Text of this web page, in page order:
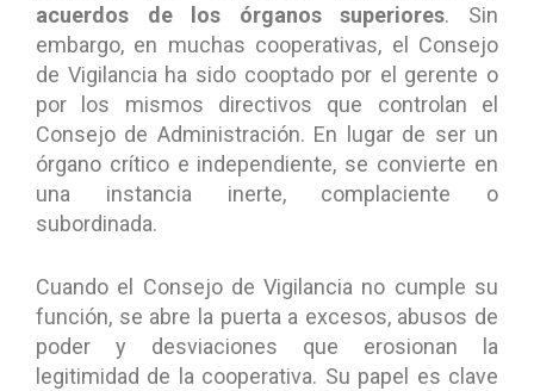
acuerdos de los órganos superiores. Sin
embargo, en muchas cooperativas, el Consejo
de Vigilancia ha sido cooptado por el gerente o
por los mismos directivos que controlan el
Consejo de Administración. En lugar de ser un
órgano crítico e independiente, se convierte en
una instancia inerte, complaciente o
subordinada.
Cuando el Consejo de Vigilancia no cumple su
función, se abre la puerta a excesos, abusos de
poder y desviaciones que erosionan la
legitimidad de la cooperativa. Su papel es clave